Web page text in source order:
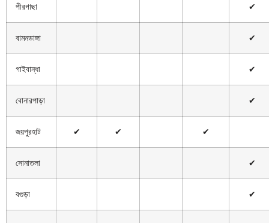
পীরগাছা ✔
বামনডাঙ্গা ✔
গাইবান্ধা ✔
বোনারপাড়া ✔
জয়পুরহাট ✔ ✔ ✔
সোনাতলা ✔
বগুড়া ✔